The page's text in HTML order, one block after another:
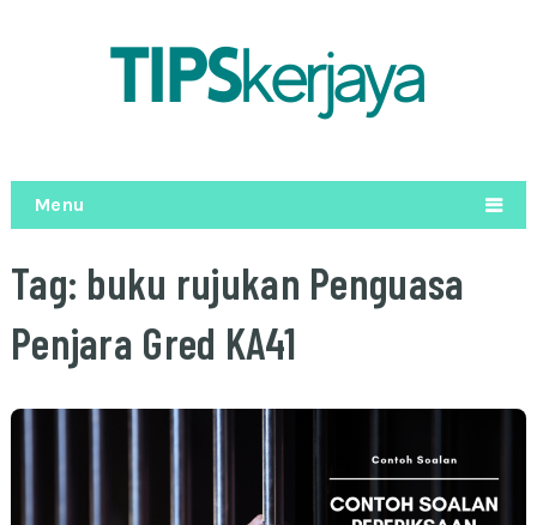
Menu
Tag: buku rujukan Penguasa
Penjara Gred KA41